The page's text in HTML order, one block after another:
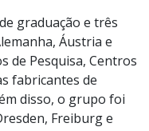
graduação e três
Áustria e
de Pesquisa, Centros
fabricantes de
disso, o grupo foi
Freiburg e